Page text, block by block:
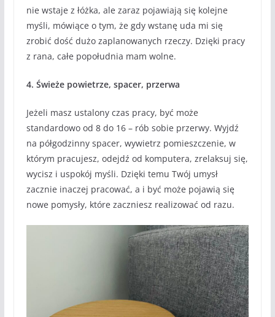
nie wstaje z łóżka, ale zaraz pojawiają się kolejne
myśli, mówiące o tym, że gdy wstanę uda mi się
zrobić dość dużo zaplanowanych rzeczy. Dzięki pracy
z rana, całe popołudnia mam wolne.
4. Świeże powietrze, spacer, przerwa
Jeżeli masz ustalony czas pracy, być może
standardowo od 8 do 16 – rób sobie przerwy. Wyjdź
na półgodzinny spacer, wywietrz pomieszczenie, w
którym pracujesz, odejdź od komputera, zrelaksuj się,
wycisz i uspokój myśli. Dzięki temu Twój umysł
zacznie inaczej pracować, a i być może pojawią się
nowe pomysły, które zaczniesz realizować od razu.